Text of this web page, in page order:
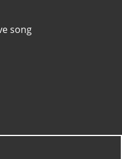
song